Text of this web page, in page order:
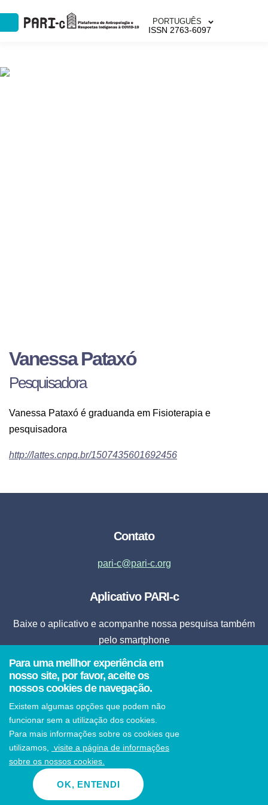
PORTUGUÊS
ISSN 2763-6097
Vanessa Pataxó
Pesquisadora
Vanessa Pataxó é graduanda em Fisioterapia e
pesquisadora
http://lattes.cnpq.br/1507435601692456
Contato
pari-c@pari-c.org
Aplicativo PARI-c
Baixe o aplicativo e acompanhe nossa pesquisa também
pelo smartphone
Fazer Download
smartphone.
© 2021 PARI-c Todos os direitos reservados
Para uma mellhor experiência em
nosso site, por favor, aceite os
nossos cookies de navegação.
Existem algumas opções que podem não
funcionar sem a utilização dos cookies.
Para mais informações sobre os cookies que
utilizamos,
visite a página de informações
sobre os nossos cookies.
OK, ENTENDI